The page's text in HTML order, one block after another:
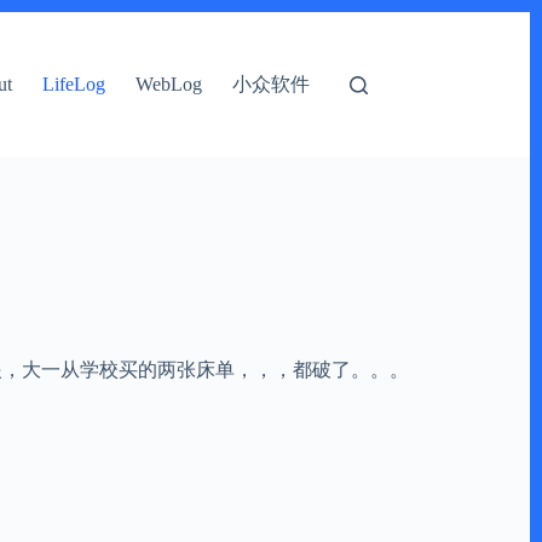
LifeLog WebLog 小众软件
大一从学校买的两张床单，，，都破了。。。